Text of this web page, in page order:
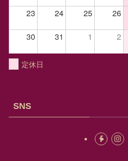
23
24 25 26
30
31 1 2
定休日
SNS